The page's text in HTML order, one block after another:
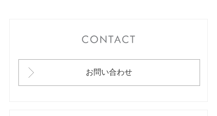
お問い合わせ